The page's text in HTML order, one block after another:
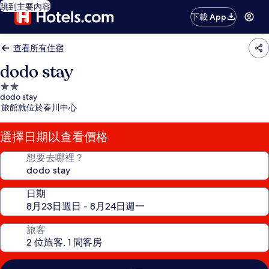
跳到主要內容
下載 App
查看所有住宿
dodo stay
2.0
星
級
住
宿
dodo stay
旅館就位於春川中心
選擇日期以查看價格
想要去哪裡？
日期
旅客